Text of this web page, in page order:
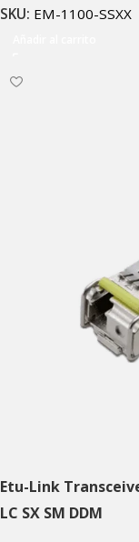
SKU: EM-1100-SSXX
Etu-Link
LC SX SM DDM